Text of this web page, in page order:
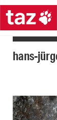
hans-